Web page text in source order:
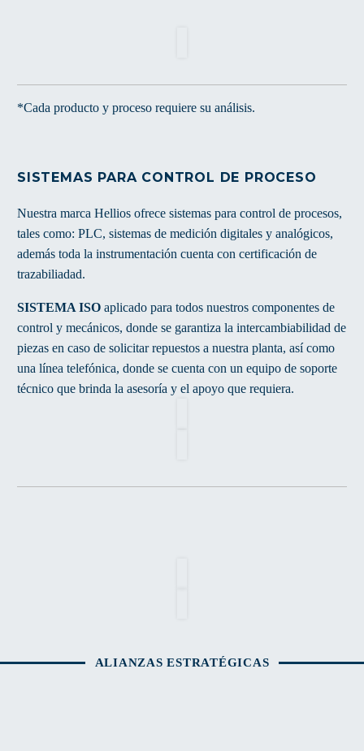
*Cada producto y proceso requiere su análisis.
SISTEMAS PARA CONTROL DE PROCESO
Nuestra marca Hellios ofrece sistemas para control de procesos,
tales como: PLC, sistemas de medición digitales y analógicos,
además toda la instrumentación cuenta con certificación de
trazabiliadad.
SISTEMA ISO aplicado para todos nuestros componentes de
control y mecánicos, donde se garantiza la intercambiabilidad de
piezas en caso de solicitar repuestos a nuestra planta, así como
una línea telefónica, donde se cuenta con un equipo de soporte
técnico que brinda la asesoría y el apoyo que requiera.
ALIANZAS ESTRATÉGICAS